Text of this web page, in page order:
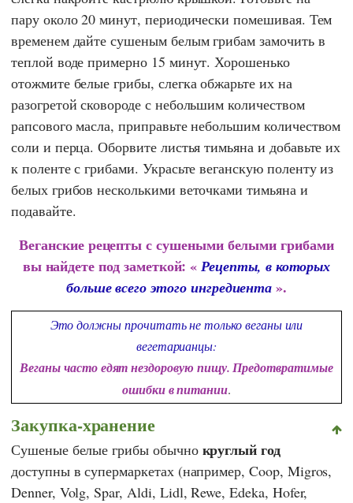
пару около 20 минут, периодически помешивая. Тем
временем дайте сушеным белым грибам замочить в
теплой воде примерно 15 минут. Хорошенько
отожмите белые грибы, слегка обжарьте их на
разогретой сковороде с небольшим количеством
рапсового масла, приправьте небольшим количеством
соли и перца. Оборвите листья тимьяна и добавьте их
к поленте с грибами. Украсьте веганскую поленту из
белых грибов несколькими веточками тимьяна и
подавайте.
Веганские рецепты с сушеными белыми грибами
вы найдете под заметкой: «Рецепты, в которых
больше всего этого ингредиента ».
Это должны прочитать не только веганы или
вегетарианцы:
Веганы часто едят нездоровую пищу. Предотвратимые
ошибки в питании.
Закупка-хранение
Сушеные белые грибы обычно круглый год
доступны в супермаркетах (например,Coop, Migros,
Denner, Volg,Spar, Aldi, Lidl,Rewe,Edeka, Hofer,